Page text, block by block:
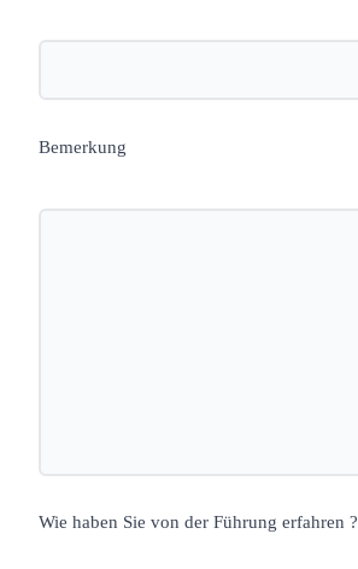
Bemerkung
Wie haben Sie von der Führung erfahren ?